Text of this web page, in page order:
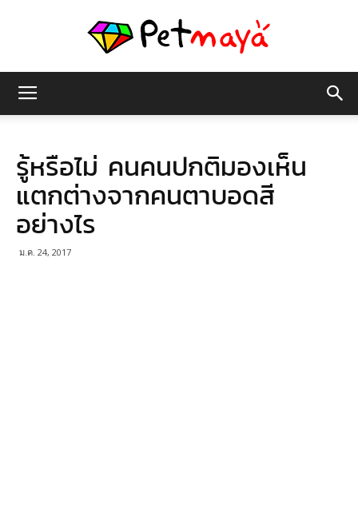
มายา
รู้หรือไม่ คนคนปกติมองเห็น
แตกต่างจากคนตาบอดสี
อย่างไร
ม.ค. 24, 2017